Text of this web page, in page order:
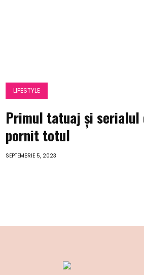
LIFESTYLE
Primul tatuaj și serialul
pornit totul
SEPTEMBRIE 5, 2023